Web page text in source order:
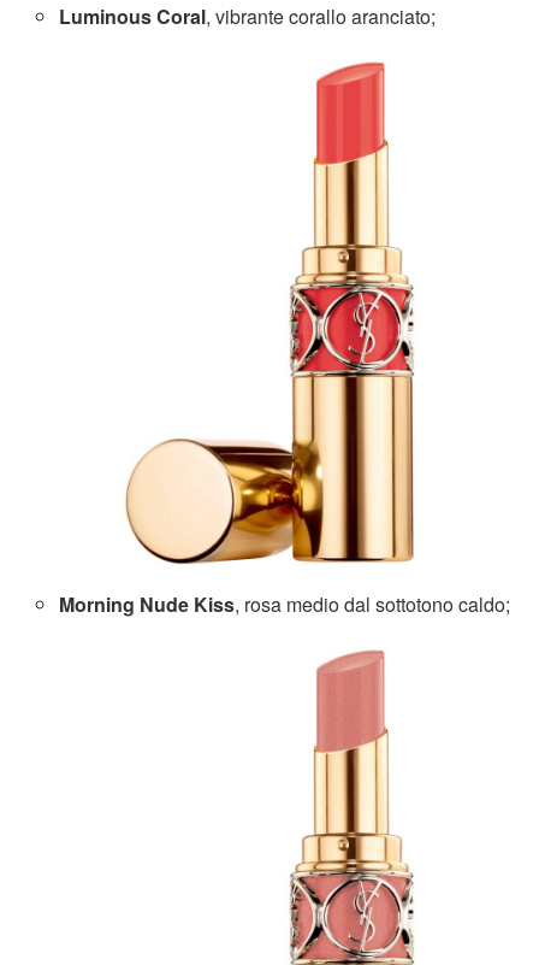
Luminous Coral, vibrante corallo aranciato;
Morning Nude Kiss, rosa medio dal sottotono caldo;